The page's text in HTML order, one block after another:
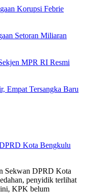
Korupsi Febrie
Setoran Miliaran
MPR RI Resmi
Empat Tersangka Baru
Kota Bengkulu
Sekwan DPRD Kota
penyidik terlihat
KPK belum